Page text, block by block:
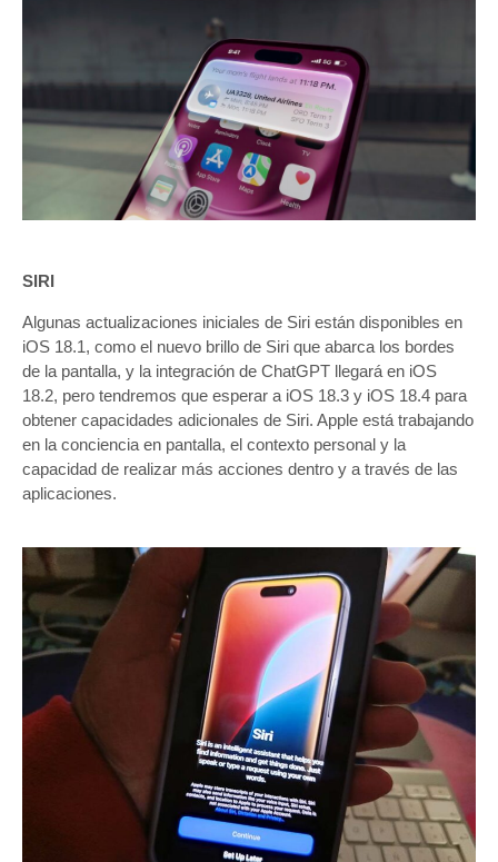
SIRI
Algunas actualizaciones iniciales de Siri están disponibles en
iOS 18.1, como el nuevo brillo de Siri que abarca los bordes
de la pantalla, y la integración de ChatGPT llegará en iOS
18.2, pero tendremos que esperar a iOS 18.3 y iOS 18.4 para
obtener capacidades adicionales de Siri. Apple está trabajando
en la conciencia en pantalla, el contexto personal y la
capacidad de realizar más acciones dentro y a través de las
aplicaciones.